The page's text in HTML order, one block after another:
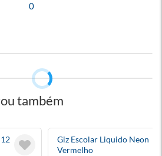
0
também
Giz Escolar Liquido Neon
Vermelho